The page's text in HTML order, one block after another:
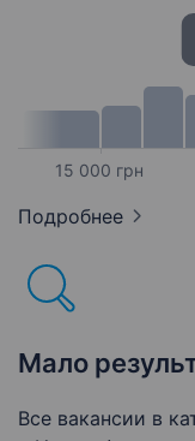
15 000 грн
Подробнее
Мало
Все вакансии в